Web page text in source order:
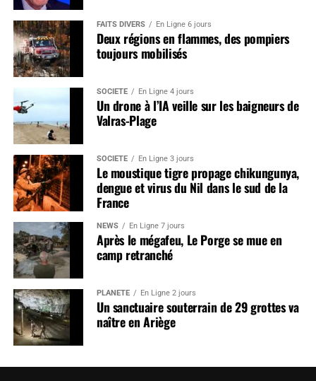
FAITS DIVERS En Ligne 6 jours
Deux régions en flammes, des pompiers
toujours mobilisés
SOCIÉTÉ En Ligne 4 jours
Un drone à l’IA veille sur les baigneurs de
Valras-Plage
SOCIÉTÉ En Ligne 3 jours
Le moustique tigre propage chikungunya,
dengue et virus du Nil dans le sud de la
France
NEWS En Ligne 7 jours
Après le mégafeu, Le Porge se mue en
camp retranché
PLANÈTE En Ligne 2 jours
Un sanctuaire souterrain de 29 grottes va
naître en Ariège